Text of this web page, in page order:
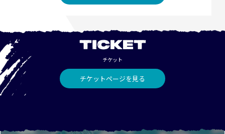
TICKET
チケット
チケットページを見る